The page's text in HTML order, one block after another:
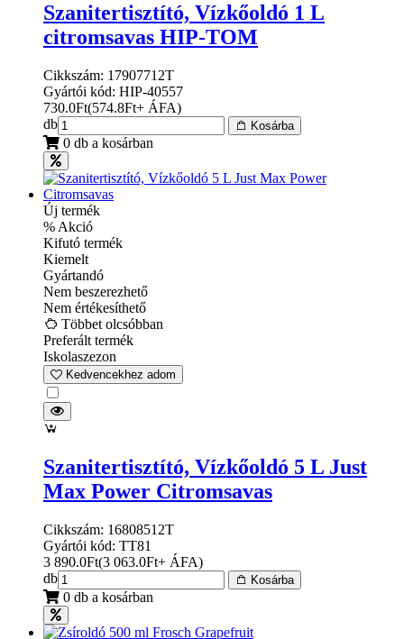
Szanitertisztító, Vízkőoldó 1 L
citromsavas HIP-TOM
Cikkszám: 17907712T
Gyártói kód: HIP-40557
730.0Ft(574.8Ft+ ÁFA)
db
Kosárba
0 db a kosárban
Új termék
% Akció
Kifutó termék
Kiemelt
Gyártandó
Nem beszerezhető
Nem értékesíthető
Többet olcsóbban
Preferált termék
Iskolaszezon
Kedvencekhez adom
Szanitertisztító, Vízkőoldó 5 L Just
Max Power Citromsavas
Cikkszám: 16808512T
Gyártói kód: TT81
3 890.0Ft(3 063.0Ft+ ÁFA)
db
Kosárba
0 db a kosárban